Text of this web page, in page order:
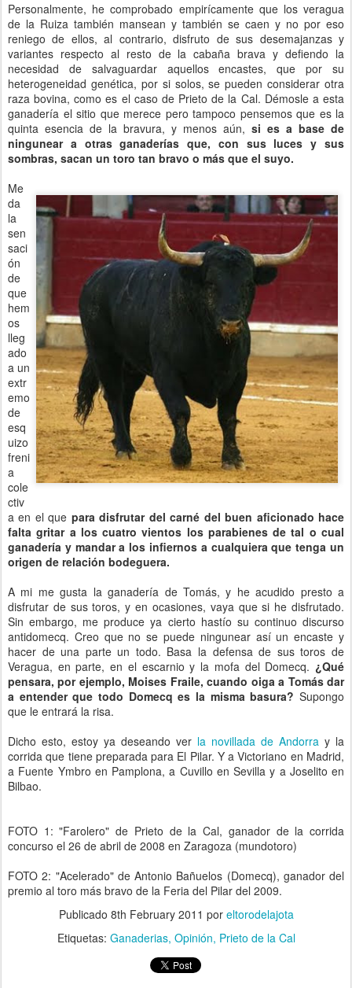
Personalmente, he comprobado empirícamente que los veragua
de la Ruiza también mansean y también se caen y no por eso
reniego de ellos, al contrario, disfruto de sus desemajanzas y
variantes respecto al resto de la cabaña brava y defiendo la
necesidad de salvaguardar aquellos encastes, que por su
heterogeneidad genética, por si solos, se pueden considerar otra
raza bovina, como es el caso de Prieto de la Cal. Démosle a esta
ganadería el sitio que merece pero tampoco pensemos que es la
quinta esencia de la bravura, y menos aún, si es a base de
ningunear a otras ganaderías que, con sus luces y sus
sombras, sacan un toro tan bravo o más que el suyo.
Me
da
la
sen
saci
ón
de
que
hem
os
lleg
ado
a un
extr
emo
de
esq
uizo
freni
a
cole
ctiv
a en el que para disfrutar del carné del buen aficionado hace
falta gritar a los cuatro vientos los parabienes de tal o cual
ganadería y mandar a los infiernos a cualquiera que tenga un
origen de relación bodeguera.
A mi me gusta la ganadería de Tomás, y he acudido presto a
disfrutar de sus toros, y en ocasiones, vaya que si he disfrutado.
Sin embargo, me produce ya cierto hastío su continuo discurso
antidomecq. Creo que no se puede ningunear así un encaste y
hacer de una parte un todo. Basa la defensa de sus toros de
Veragua, en parte, en el escarnio y la mofa del Domecq. ¿Qué
pensara, por ejemplo, Moises Fraile, cuando oiga a Tomás dar
a entender que todo Domecq es la misma basura? Supongo
que le entrará la risa.
Dicho esto, estoy ya deseando ver la novillada de Andorra y la
corrida que tiene preparada para El Pilar. Y a Victoriano en Madrid,
a Fuente Ymbro en Pamplona, a Cuvillo en Sevilla y a Joselito en
Bilbao.
FOTO 1: "Farolero" de Prieto de la Cal, ganador de la corrida
concurso el 26 de abril de 2008 en Zaragoza (mundotoro)
FOTO 2: "Acelerado" de Antonio Bañuelos (Domecq), ganador del
premio al toro más bravo de la Feria del Pilar del 2009.
Publicado 8th February 2011 por eltorodelajota
Etiquetas: Ganaderias Opinión Prieto de la Cal